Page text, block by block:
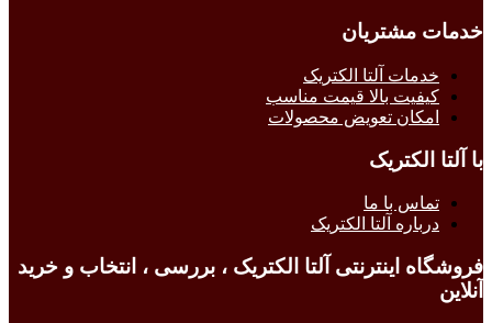
خدمات مشتریان
خدمات آلتا الکتریک
کیفیت بالا قیمت مناسب
امکان تعویض محصولات
با آلتا الکتریک
تماس با ما
درباره آلتا الکتریک
فروشگاه اینترنتی آلتا الکتریک ، بررسی ، انتخاب و خرید
آنلاین